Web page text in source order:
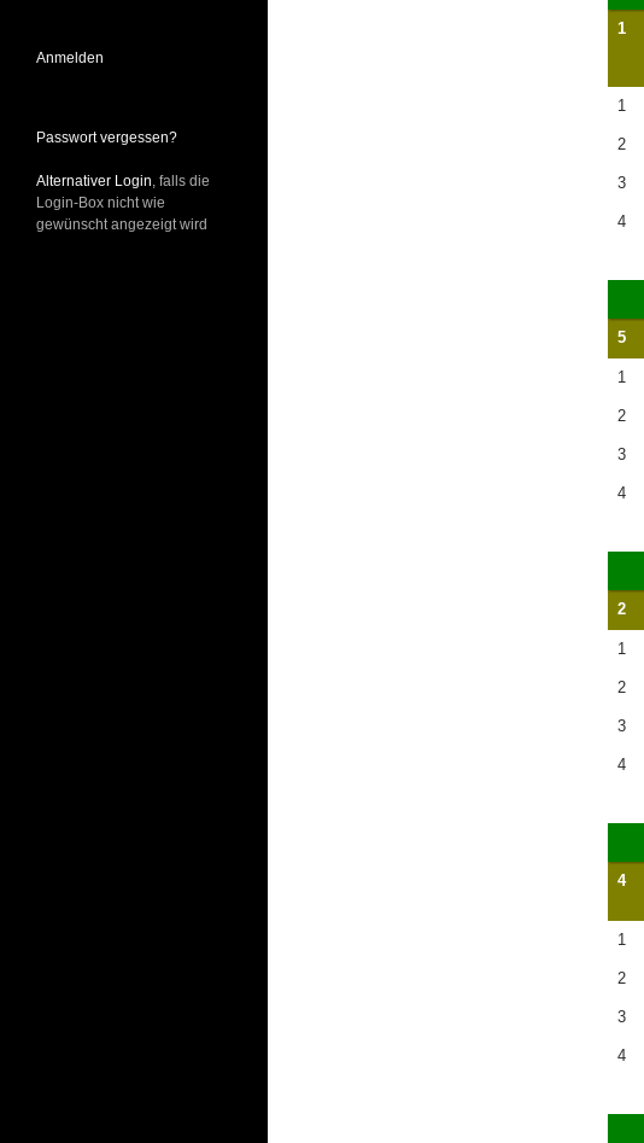
1
1
2
3
4
5
1
2
3
4
2
1
2
3
4
4
1
2
3
4
Anmelden
Passwort vergessen?
Alternativer Login , falls die
Login-Box nicht wie
gewünscht angezeigt wird